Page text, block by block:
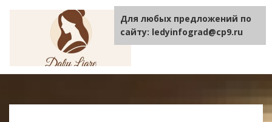
TOGGLE
Для любых предложений по
сайту: ledyinfograd@cp9.ru